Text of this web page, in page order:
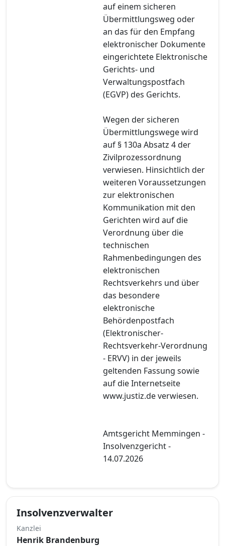
auf einem sicheren
Übermittlungsweg oder
an das für den Empfang
elektronischer Dokumente
eingerichtete Elektronische
Gerichts- und
Verwaltungspostfach
(EGVP) des Gerichts.
Wegen der sicheren
Übermittlungswege wird
auf § 130a Absatz 4 der
Zivilprozessordnung
verwiesen. Hinsichtlich der
weiteren Voraussetzungen
zur elektronischen
Kommunikation mit den
Gerichten wird auf die
Verordnung über die
technischen
Rahmenbedingungen des
elektronischen
Rechtsverkehrs und über
das besondere
elektronische
Behördenpostfach
(Elektronischer-
Rechtsverkehr-Verordnung
- ERVV) in der jeweils
geltenden Fassung sowie
auf die Internetseite
www.justiz.de verwiesen.
Amtsgericht Memmingen -
Insolvenzgericht -
14.07.2026
Insolvenzverwalter
Kanzlei
Henrik Brandenburg